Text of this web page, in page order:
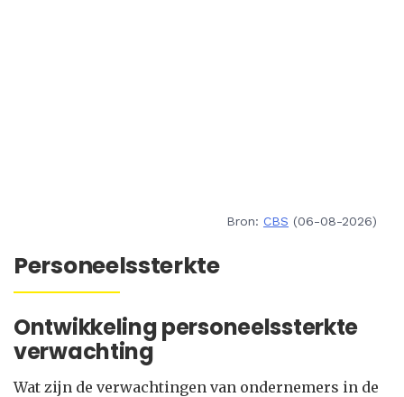
Bron: CBS (06-08-2026)
Personeelssterkte
Ontwikkeling personeelssterkte
verwachting
Wat zijn de verwachtingen van ondernemers in de